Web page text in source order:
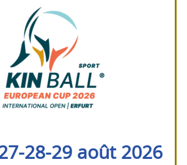
28-29 août 2026